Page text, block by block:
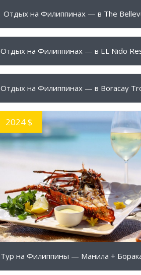
576 $ ПОДРОБНЕЕ
Отдых на Филиппинах — в The
1975 $ ПОДРОБНЕЕ
945 $ ПОДРОБНЕЕ
2024 $
ПОДРОБНЕЕ